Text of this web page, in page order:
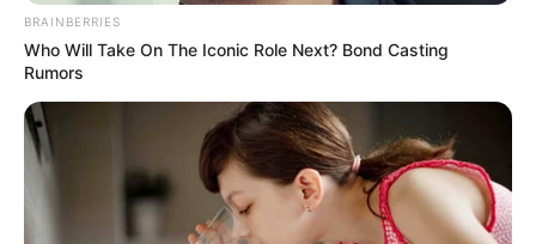
BRAINBERRIES
Who Will Take On The Iconic Role Next? Bond Casting
Rumors